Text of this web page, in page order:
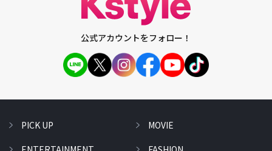
公式アカウントをフォロー！
PICK UP
MOVIE